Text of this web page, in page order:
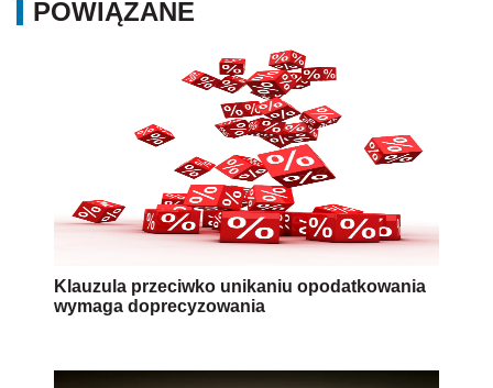
POWIĄZANE
Klauzula przeciwko unikaniu opodatkowania
wymaga doprecyzowania